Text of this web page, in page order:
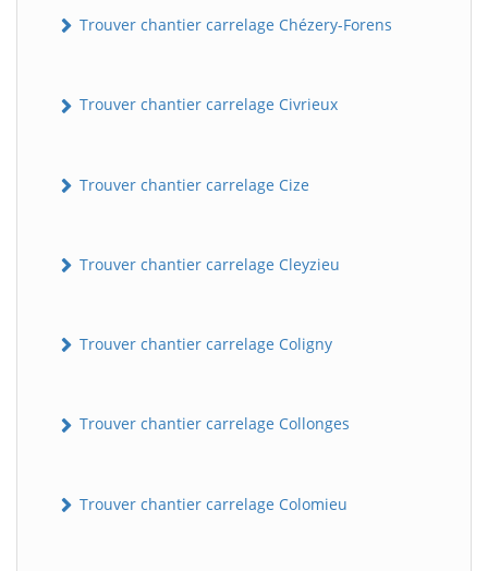
Trouver chantier carrelage Chézery-Forens
Trouver chantier carrelage Civrieux
Trouver chantier carrelage Cize
Trouver chantier carrelage Cleyzieu
Trouver chantier carrelage Coligny
Trouver chantier carrelage Collonges
Trouver chantier carrelage Colomieu